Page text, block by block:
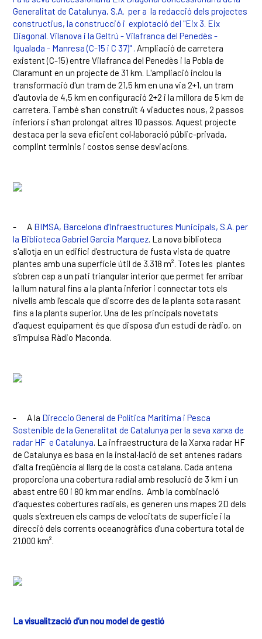
Generalitat de Catalunya, S.A. per a la redacció dels projectes
constructius, la construcció i explotació del "Eix 3. Eix
Diagonal. Vilanova i la Geltrú - Vilafranca del Penedès -
Igualada - Manresa (C-15 i C 37)" . Ampliació de carretera
existent (C-15) entre Vilafranca del Penedès i la Pobla de
Claramunt en un projecte de 31 km. L'ampliació inclou la
transformació d'un tram de 21,5 km en una via 2+1, un tram
d'autovia de 4,5 km en configuració 2+2 i la millora de 5 km de
carretera. També s'han construït 4 viaductes nous, 2 passos
inferiors i s'han prolongat altres 10 passos. Aquest projecte
destaca per la seva eficient col·laboració públic-privada,
complint terminis i costos sense desviacions.
- A BIMSA, Barcelona d’Infraestructures Municipals, S.A. per
la Biblioteca Gabriel Garcia Marquez. La nova biblioteca
s'allotja en un edifici d’estructura de fusta vista de quatre
plantes amb una superfície útil de 3.318 m². Totes les plantes
s’obren cap a un pati triangular interior que permet fer arribar
la llum natural fins a la planta inferior i connectar tots els
nivells amb l’escala que discorre des de la planta sota rasant
fins a la planta superior. Una de les principals novetats
d’aquest equipament és que disposa d’un estudi de ràdio, on
s’impulsa Ràdio Maconda.
- A la Direccio General de Política Marítima i Pesca
Sostenible de la Generalitat de Catalunya per la seva xarxa de
radar HF e Catalunya. La infraestructura de la Xarxa radar HF
de Catalunya es basa en la instal·lació de set antenes radars
d’alta freqüència al llarg de la costa catalana. Cada antena
proporciona una cobertura radial amb resolució de 3 km i un
abast entre 60 i 80 km mar endins. Amb la combinació
d’aquestes cobertures radials, es generen uns mapes 2D dels
quals s’extreuen els camps de velocitats de superfície i la
direcció dels corrents oceanogràfics d’una cobertura total de
21.000 km².
La visualització d’un nou model de gestió